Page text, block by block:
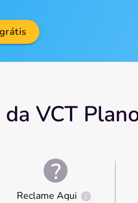
VCT
Reclame Aqui